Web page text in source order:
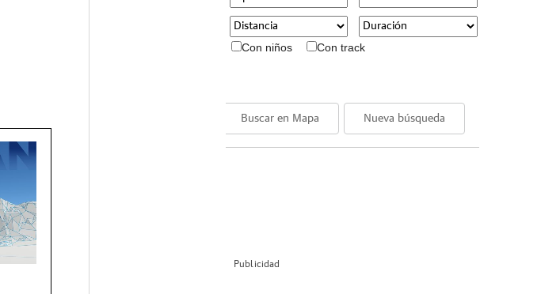
Con niños Con track
Buscar en Mapa Nueva búsqueda
Publicidad